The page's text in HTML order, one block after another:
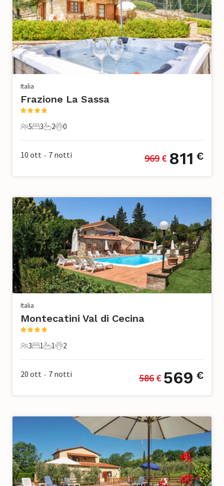
Italia
Frazione La Sassa
5 Ospiti
5
3 Camere da letto
3
2 Bagni
2
0 Animali domestici
0
10 ott • 7 notti 969 € 811 €
Italia
Montecatini Val di Cecina
3 Ospiti
3
1 Camera da letto
1
1 Bagno
1
2 Animali domestici
2
20 ott • 7 notti 586 € 569 €